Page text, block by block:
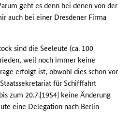
geht es denn bei denen von der
auch bei einer Dresdener Firma
sind die Seeleute (ca. 100
weil noch immer keine
erfolgt ist, obwohl dies schon vor
für Schifffahrt
zum 20.7.[1954] keine Änderung
eine Delegation nach Berlin